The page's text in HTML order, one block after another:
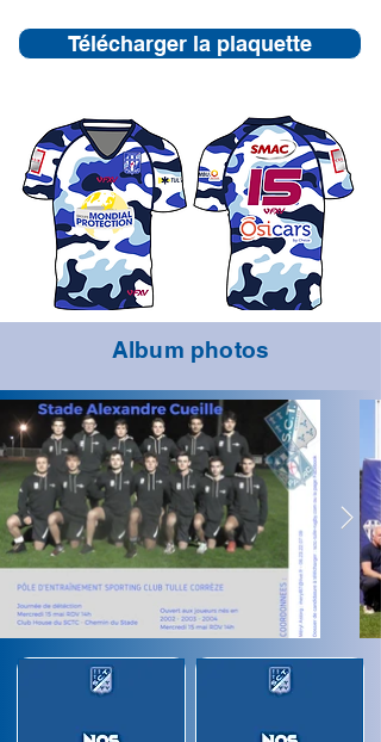
Télécharger la plaquette
Album photos